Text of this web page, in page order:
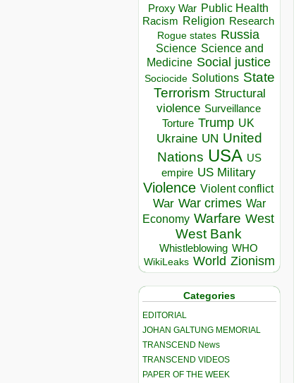
Proxy War Public Health
Racism Religion Research
Rogue states Russia
Science Science and
Medicine Social justice
Sociocide Solutions State
Terrorism Structural
violence Surveillance
Torture Trump UK
Ukraine UN United
Nations USA US
empire US Military
Violence Violent conflict
War War crimes War
Economy Warfare West
West Bank
Whistleblowing WHO
WikiLeaks World Zionism
Categories
EDITORIAL
JOHAN GALTUNG MEMORIAL
TRANSCEND News
TRANSCEND VIDEOS
PAPER OF THE WEEK